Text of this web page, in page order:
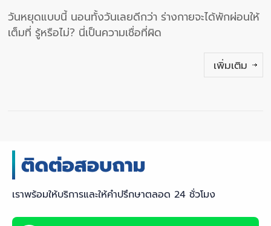
วันหยุดแบบนี้ นอนทั้งวันเลยดีกว่า ร่างกายจะได้พักผ่อนให้
เต็มที่ รู้หรือไม่? นี่เป็นความเชื่อที่ผิด
เพิ่มเติม
เราพร้อมให้บริการและให้คำปรึกษาตลอด 24 ชั่วโมง